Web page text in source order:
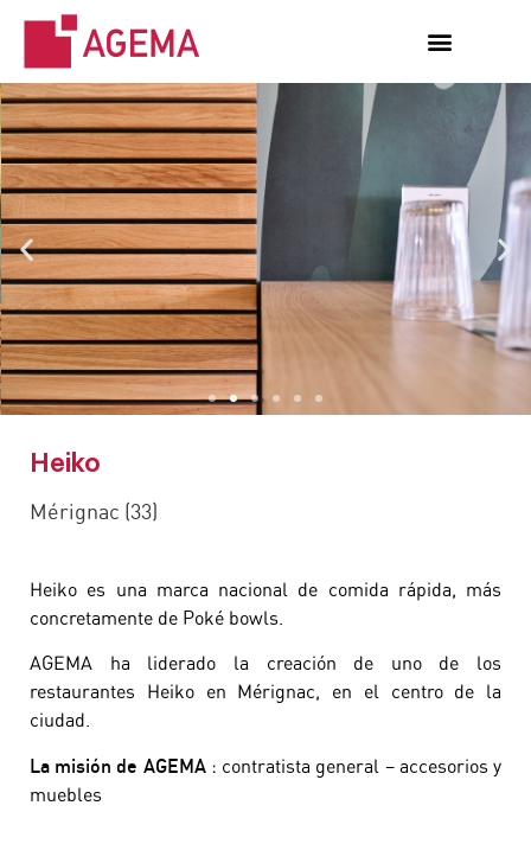
Heiko
Mérignac (33)
Heiko es una marca nacional de comida rápida, más
concretamente de Poké bowls.
AGEMA ha liderado la creación de uno de los
restaurantes Heiko en Mérignac, en el centro de la
ciudad.
La misión de AGEMA: contratista general – accesorios y
muebles